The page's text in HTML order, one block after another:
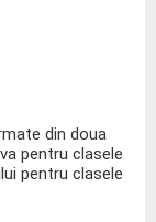
din doua
pentru clasele
pentru clasele